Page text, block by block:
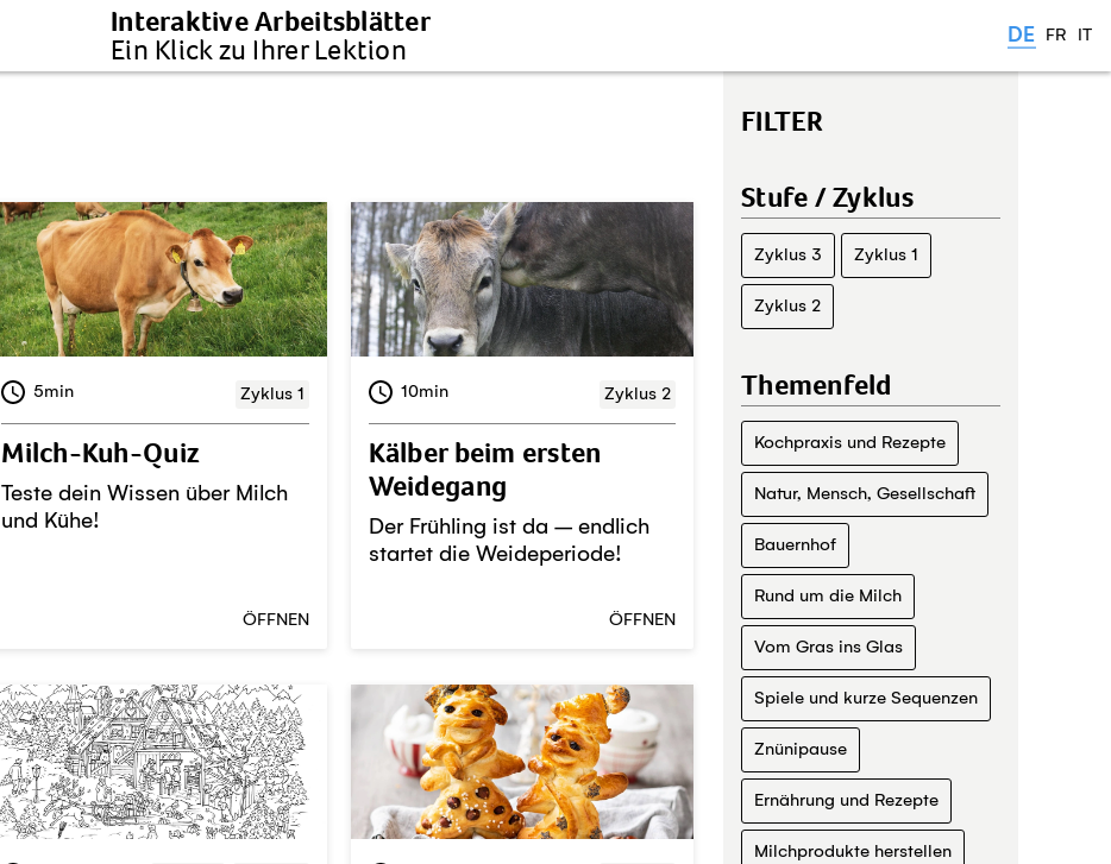
Interaktive Arbeitsblätter
Ein Klick zu Ihrer Lektion DE FR IT
5min Zyklus 1
Milch-Kuh-Quiz
Teste dein Wissen über Milch
und Kühe!
ÖFFNEN
10min Zyklus 2
Kälber beim ersten
Weidegang
Der Frühling ist da – endlich
startet die Weideperiode!
ÖFFNEN
FILTER
Stufe / Zyklus
Zyklus 3 Zyklus 1
Zyklus 2
Themenfeld
Kochpraxis und Rezepte
Natur, Mensch, Gesellschaft
Bauernhof
Rund um die Milch
Vom Gras ins Glas
Spiele und kurze Sequenzen
Znünipause
Ernährung und Rezepte
Milchprodukte herstellen